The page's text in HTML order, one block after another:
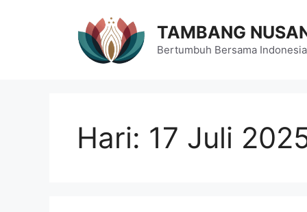
TAMBANG
Bertumbuh Bersama Indonesia
Hari: 17 Juli